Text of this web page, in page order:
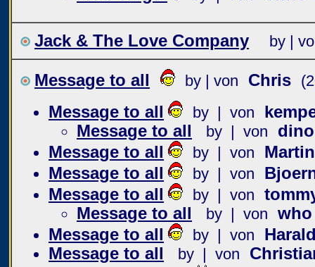
Jack & The Love Company by |
Message to all by | von Chris
Message to all by | von
Message to all
by | von
dino
Message to all
by | von
Martin
Message to all
by | von
Message to all
by | von
Message to all
by | von
Message to all
by | von
Message to all
by | von